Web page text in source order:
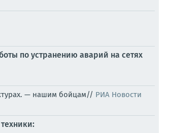
по устранению аварий на сетях
— нашим бойцам// РИА Новости